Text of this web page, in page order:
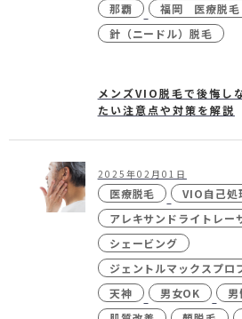
那覇
福岡 医療脱毛
針（ニードル）脱毛
メンズVIO脱毛で後悔し
たい注意点や対策を解説
2025年02月01日
医療脱毛
VIO自己処
アレキサンドライトレー
シェービング
ジェントルマックスプロ
天神
男女OK